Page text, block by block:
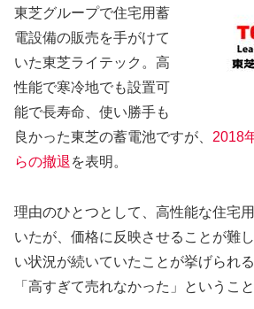
東芝グループで住宅用蓄
電設備の販売を手がけて
いた東芝ライテック。高
性能で寒冷地でも設置可
能で長寿命、使い勝手も
良かった東芝の蓄電池ですが、 2018
らの撤退 を表明。
理由のひとつとして、高性能な住宅
いたが、価格に反映させることが難
い状況が続いていたことが挙げられる
「高すぎて売れなかった」というこ